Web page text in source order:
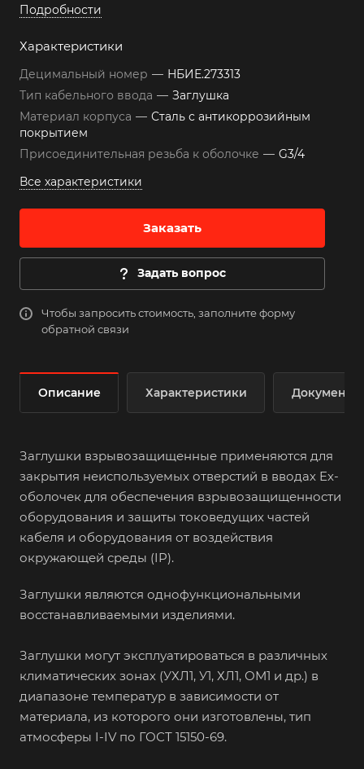
Подробности
Характеристики
Децимальный номер — НБИЕ.273313
Тип кабельного ввода — Заглушка
Материал корпуса — Сталь с антикоррозийным
покрытием
Присоединительная резьба к оболочке — G3/4
Все характеристики
Заказать
Задать вопрос
Чтобы запросить стоимость, заполните форму
обратной связи
Описание Характеристики Документы
Заглушки взрывозащищенные применяются для
закрытия неиспользуемых отверстий в вводах Ex-
оболочек для обеспечения взрывозащищенности
оборудования и защиты токоведущих частей
кабеля и оборудования от воздействия
окружающей среды (IP).
Заглушки являются однофункциональными
восстанавливаемыми изделиями.
Заглушки могут эксплуатироваться в различных
климатических зонах (УХЛ1, У1, ХЛ1, ОМ1 и др.) в
диапазоне температур в зависимости от
материала, из которого они изготовлены, тип
атмосферы I-IV по ГОСТ 15150-69.